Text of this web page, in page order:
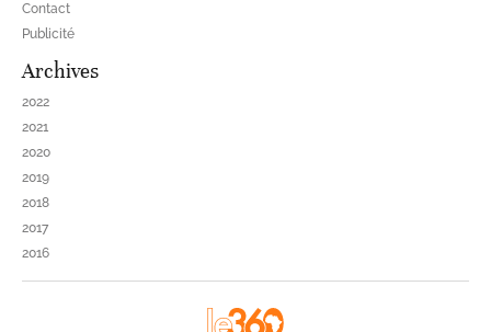
Contact
Publicité
Archives
2022
2021
2020
2019
2018
2017
2016